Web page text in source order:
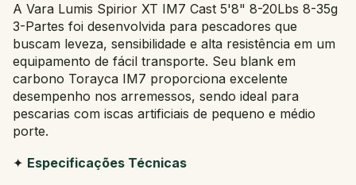
A Vara Lumis Spirior XT IM7 Cast 5'8" 8-20Lbs 8-35g
3-Partes foi desenvolvida para pescadores que
buscam leveza, sensibilidade e alta resistência em um
equipamento de fácil transporte. Seu blank em
carbono Torayca IM7 proporciona excelente
desempenho nos arremessos, sendo ideal para
pescarias com iscas artificiais de pequeno e médio
porte.
✦ Especificações Técnicas